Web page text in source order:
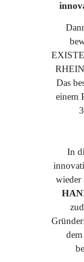
Das
einem
In
wieder